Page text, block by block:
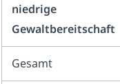
niedrige
Gewaltbereitschaft
Gesamt